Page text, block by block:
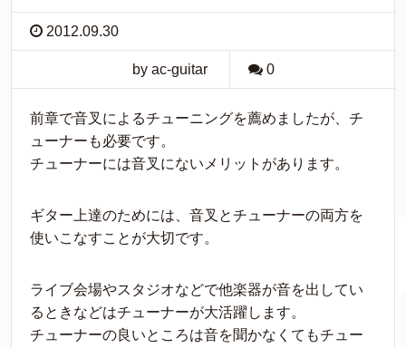
2012.09.30
by ac-guitar 0
前章で音叉によるチューニングを薦めましたが、チ
ューナーも必要です。
チューナーには音叉にないメリットがあります。
ギター上達のためには、音叉とチューナーの両方を
使いこなすことが大切です。
ライブ会場やスタジオなどで他楽器が音を出してい
るときなどはチューナーが大活躍します。
チューナーの良いところは音を聞かなくてもチュー